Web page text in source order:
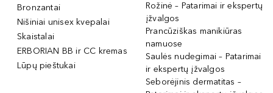
Bronzantai
Nišiniai unisex kvepalai
Skaistalai
ERBORIAN BB ir CC kremas
Lūpų pieštukai
Rožinė – Patarimai ir ekspertų
įžvalgos
Prancūziškas manikiūras
namuose
Saulės nudegimai – Patarimai
ir ekspertų įžvalgos
Seborėjinis dermatitas –